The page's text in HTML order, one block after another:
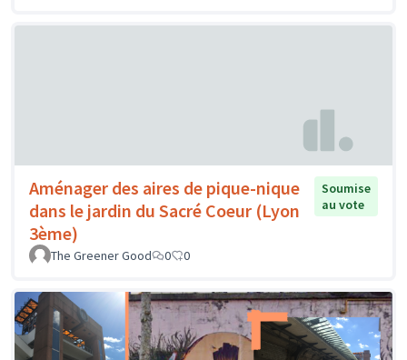
Aménager des aires de pique-nique
dans le jardin du Sacré Coeur (Lyon
3ème)
Soumise
au vote
The Greener Good 0 0